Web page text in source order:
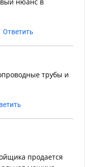
Ответить
трубы и
продается